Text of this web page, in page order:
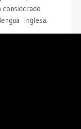
considerado
inglesa.